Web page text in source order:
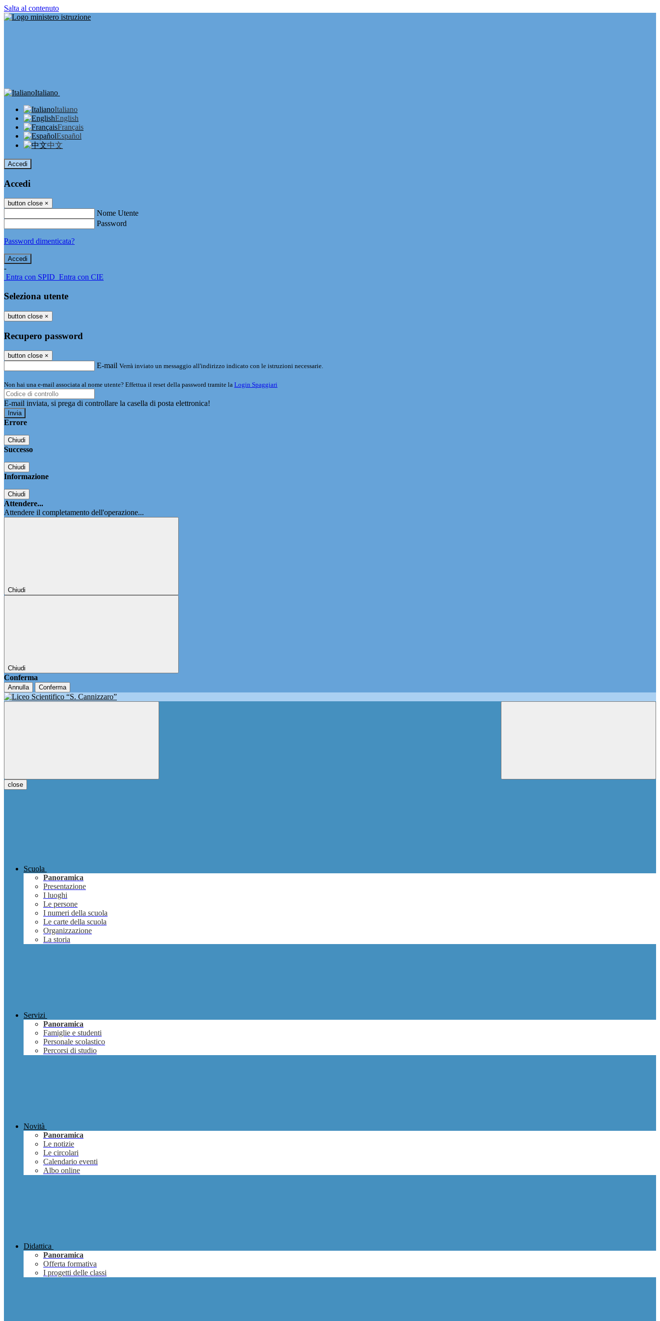
Salta al contenuto
Italiano
Italiano
English
Français
Español
中文
Accedi
Accedi
button close ×
Nome Utente
Password
Password dimenticata?
-
Entra con SPID Entra con CIE
Seleziona utente
button close ×
Recupero password
button close ×
E-mail Verrà inviato un messaggio all'indirizzo indicato con le istruzioni necessarie.
Non hai una e-mail associata al nome utente? Effettua il reset della password tramite la Login Spaggiari
E-mail inviata, si prega di controllare la casella di posta elettronica!
Errore
Chiudi
Successo
Chiudi
Informazione
Chiudi
Attendere...
Attendere il completamento dell'operazione...
Chiudi
Chiudi
Conferma
Annulla Conferma
close
Scuola
Panoramica
Presentazione
I luoghi
Le persone
I numeri della scuola
Le carte della scuola
Organizzazione
La storia
Servizi
Panoramica
Famiglie e studenti
Personale scolastico
Percorsi di studio
Novità
Panoramica
Le notizie
Le circolari
Calendario eventi
Albo online
Didattica
Panoramica
Offerta formativa
I progetti delle classi